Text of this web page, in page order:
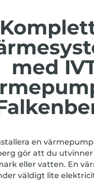
med
en värmepump
gör att du
eller vatten. En
väldigt lite